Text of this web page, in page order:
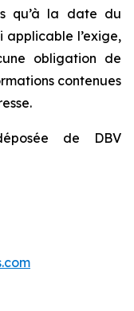
qu’à la date du
applicable l’exige,
obligation de
contenues
de DBV